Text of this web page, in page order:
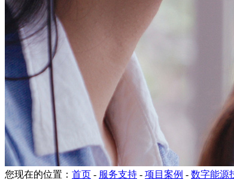
您现在的位置： 首页 - 服务支持 - 项目案例 - 数字能源